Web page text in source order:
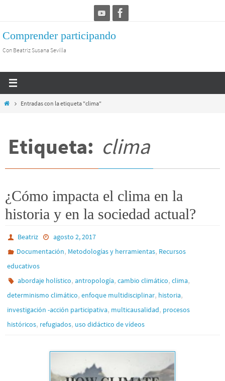
contenido
Comprender participando
Con Beatriz Susana Sevilla
InicioEntradas con la etiqueta "clima"
Etiqueta: clima
¿Cómo impacta el clima en la
historia y en la sociedad actual?
Beatriz
agosto 2, 2017
Documentación, Metodologías y herramientas, Recursos
educativos
abordaje holístico,antropología,cambio climático,clima,
determinismo climático, enfoque multidisciplinar, historia,
investigación -acción participativa, multicausalidad, procesos
históricos, refugiados, uso didáctico de vídeos